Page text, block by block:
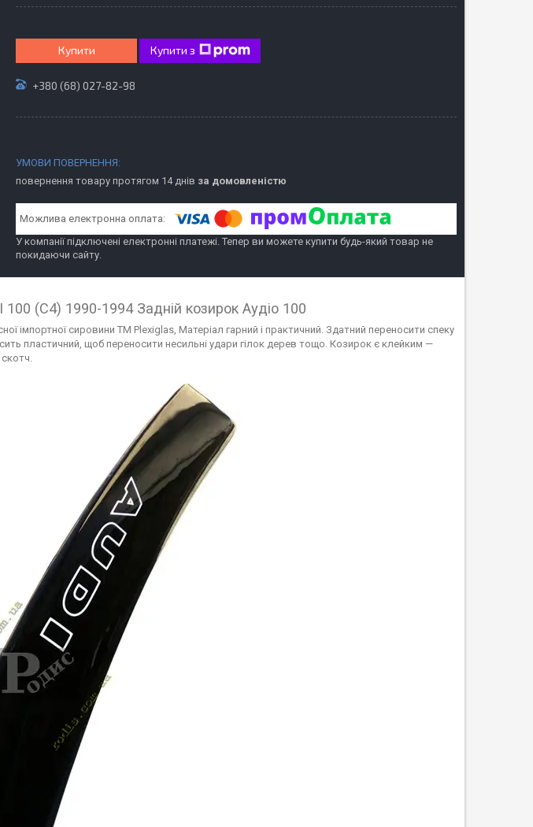
Купити Купити з
+380 (68) 027-82-98
повернення товару протягом 14 днів за домовленістю
У компанії підключені електронні платежі. Тепер ви можете купити будь-який товар не
покидаючи сайту.
(C4) 1990-1994 Задній козирок Аудіо 100
імпортної сировини ТМ Plexiglas, Матеріал гарний і практичний. Здатний переносити спеку
пластичний, щоб переносити несильні удари гілок дерев тощо. Козирок є клейким —